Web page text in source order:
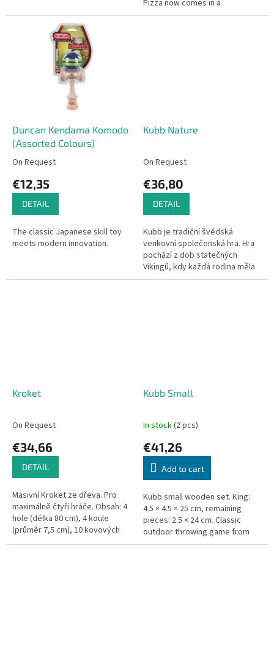
Pizza now comes in a
waterproof edition – perfect for
Duncan Kendama Komodo
(Assorted Colours)
On Request
€12,35
DETAIL
The classic Japanese skill toy
meets modern innovation.
Kubb Nature
On Request
€36,80
DETAIL
Kubb je tradiční švédská
venkovní společenská hra. Hra
pochází z dob statečných
Vikingů, kdy každá rodina měla
za domem místo na zpracování
Kroket
On Request
€34,66
DETAIL
Masivní Kroket ze dřeva. Pro
maximálně čtyři hráče. Obsah: 4
hole (délka 80 cm), 4 koule
(průměr 7,5 cm), 10 kovových
branek, 2 sloupky - v nylonové
Kubb Small
In stock(2 pcs)
€41,26
Add to cart
Kubb small wooden set. King:
4.5 × 4.5 × 25 cm, remaining
pieces: 2.5 × 24 cm. Classic
outdoor throwing game from
Scandinavia.